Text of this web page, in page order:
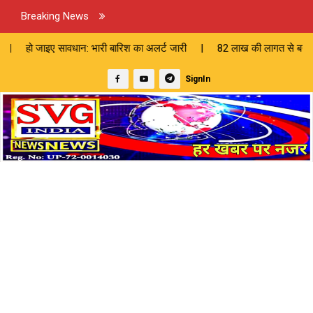
Breaking News
भारी बारिश का अलर्ट जारी | 82 लाख की लागत से बनेगी सीसी सड़क,
SignIn